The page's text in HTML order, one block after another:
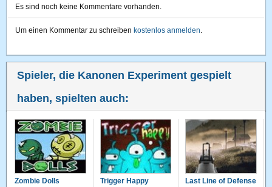
Es sind noch keine Kommentare vorhanden.
Um einen Kommentar zu schreiben kostenlos anmelden.
Spieler, die Kanonen Experiment gespielt
haben, spielten auch:
Zombie Dolls Trigger Happy Last Line of Defense